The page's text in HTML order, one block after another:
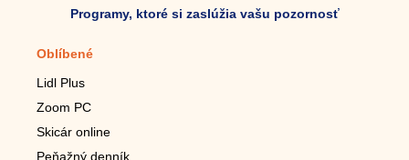
Programy, ktoré si zaslúžia vašu pozornosť
Oblíbené
Lidl Plus
Zoom PC
Skicár online
Peňažný denník